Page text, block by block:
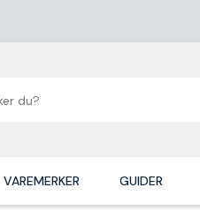
VAREMERKER GUIDER